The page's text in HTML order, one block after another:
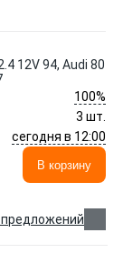
12V 94, Audi 80
100%
3 шт.
сегодня в 12:00
В корзину